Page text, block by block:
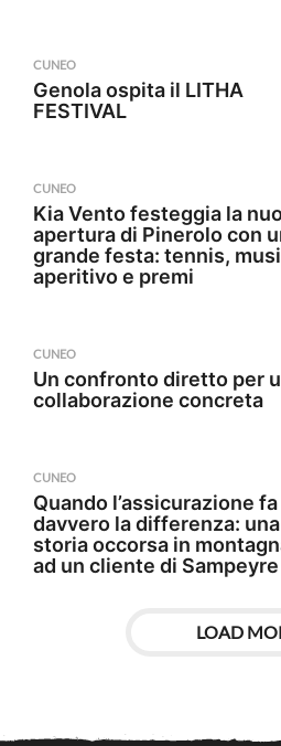
CUNEO
Genola ospita il LITHA
FESTIVAL
CUNEO
Kia Vento festeggia la
apertura di Pinerolo con
grande festa: tennis,
aperitivo e premi
CUNEO
Un confronto diretto per
collaborazione concreta
CUNEO
Quando l’assicurazione fa
davvero la differenza: una
storia occorsa in
ad un cliente di Sampeyre
LOAD